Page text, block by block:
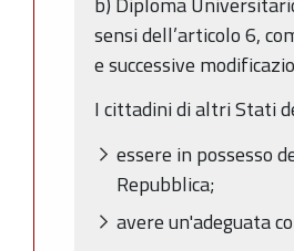
sensi dell’articolo 6,
e successive
I cittadini di altri Stati
essere in possesso
Repubblica;
avere un'adeguata